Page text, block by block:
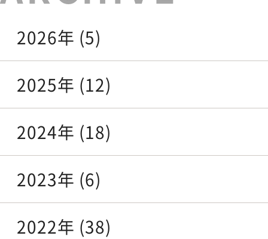
2026年 (5)
2025年 (12)
2024年 (18)
2023年 (6)
2022年 (38)